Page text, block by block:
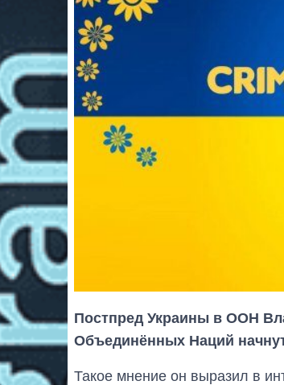
Постпред Украины в ООН
Объединённых Наций
Такое мнение он выразил в